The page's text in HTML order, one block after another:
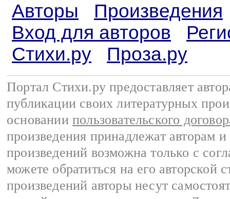
Авторы
Произведения
Вход для авторов
Стихи.ру
Проза.ру
Портал Стихи.ру предоставляет
публикации своих литературных
основании пользовательского
произведения принадлежат авторам
произведений возможна только с
можете обратиться на его авторской
произведений авторы несут